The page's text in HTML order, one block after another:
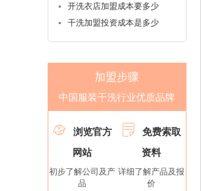
开洗衣店加盟成本要多少
干洗加盟投资成本是多少
加盟步骤
中国服装干洗行业优质品牌

浏览官方
网站
初步了解公司及产
品

免费索取
资料
详细了解产品及报
价